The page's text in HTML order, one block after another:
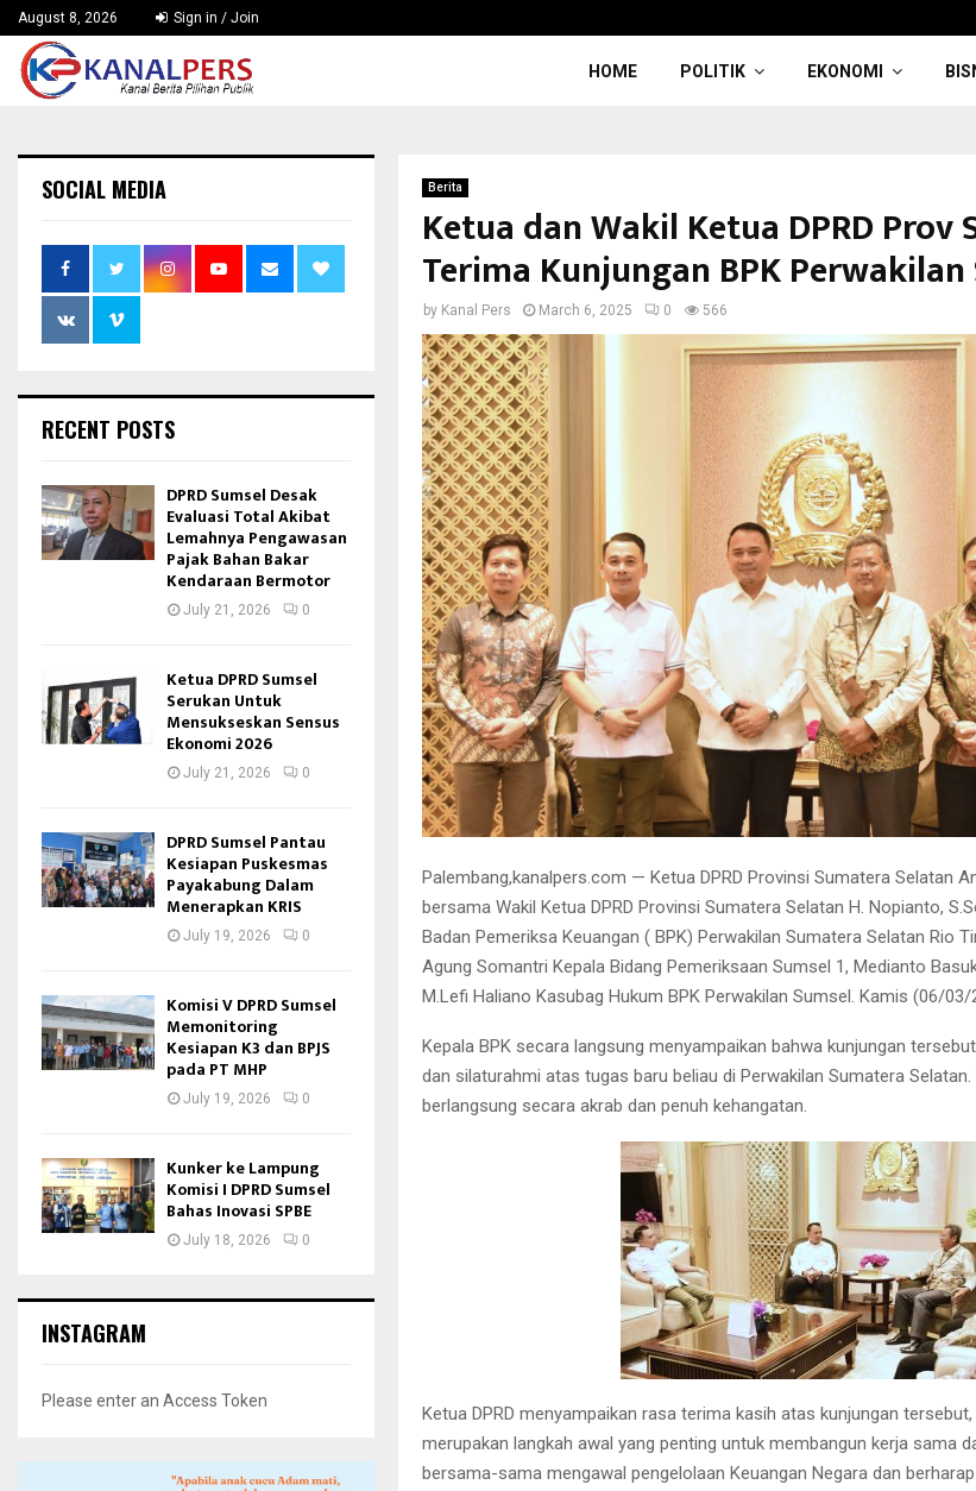
August 8, 2026 Sign in / Join
HOME POLITIK EKONOMI
Berita
Ketua dan Wakil Ketua DPRD Prov
Terima Kunjungan BPK Perwakilan
by Kanal Pers March 6, 2025 0 566
Palembang,kanalpers.com — Ketua DPRD Provinsi Sumatera Selatan
bersama Wakil Ketua DPRD Provinsi Sumatera Selatan H. Nopianto,
Badan Pemeriksa Keuangan ( BPK) Perwakilan Sumatera Selatan Rio
Agung Somantri Kepala Bidang Pemeriksaan Sumsel 1, Medianto
M.Lefi Haliano Kasubag Hukum BPK Perwakilan Sumsel. Kamis (06/03/
Kepala BPK secara langsung menyampaikan bahwa kunjungan
dan silaturahmi atas tugas baru beliau di Perwakilan Sumatera
berlangsung secara akrab dan penuh kehangatan.
Ketua DPRD menyampaikan rasa terima kasih atas kunjungan
merupakan langkah awal yang penting untuk membangun kerja sama
bersama-sama mengawal pengelolaan Keuangan Negara dan
SOCIAL MEDIA
RECENT POSTS
DPRD Sumsel Desak
Evaluasi Total Akibat
Lemahnya Pengawasan
Pajak Bahan Bakar
Kendaraan Bermotor
July 21, 2026 0
Ketua DPRD Sumsel
Serukan Untuk
Mensukseskan Sensus
Ekonomi 2026
July 21, 2026 0
DPRD Sumsel Pantau
Kesiapan Puskesmas
Payakabung Dalam
Menerapkan KRIS
July 19, 2026 0
Komisi V DPRD Sumsel
Memonitoring
Kesiapan K3 dan BPJS
pada PT MHP
July 19, 2026 0
Kunker ke Lampung
Komisi I DPRD Sumsel
Bahas Inovasi SPBE
July 18, 2026 0
INSTAGRAM
Please enter an Access Token